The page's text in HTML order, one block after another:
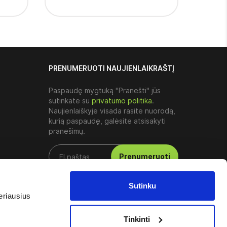
Sutinku
Tinkinti
PRENUMERUOTI NAUJIENLAIKRAŠTĮ
Paspaudę mygtuką "Pranešti" jūs
sutinkate su privatumo politika.
Naujienlaiškyje visada rasite nuorodą,
kurią paspaudę, galėsite atsisakyti
pranešimų.
Prenumeruoti